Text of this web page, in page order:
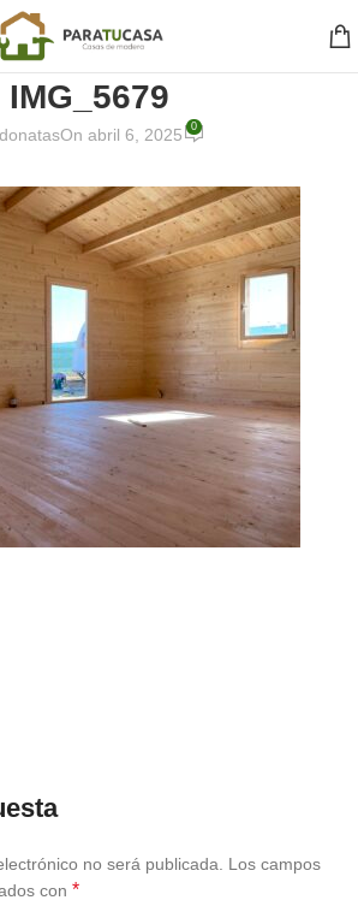
IMG_5679
donatasOn abril 6, 2025 0
no será publicada.
Los campos
con *